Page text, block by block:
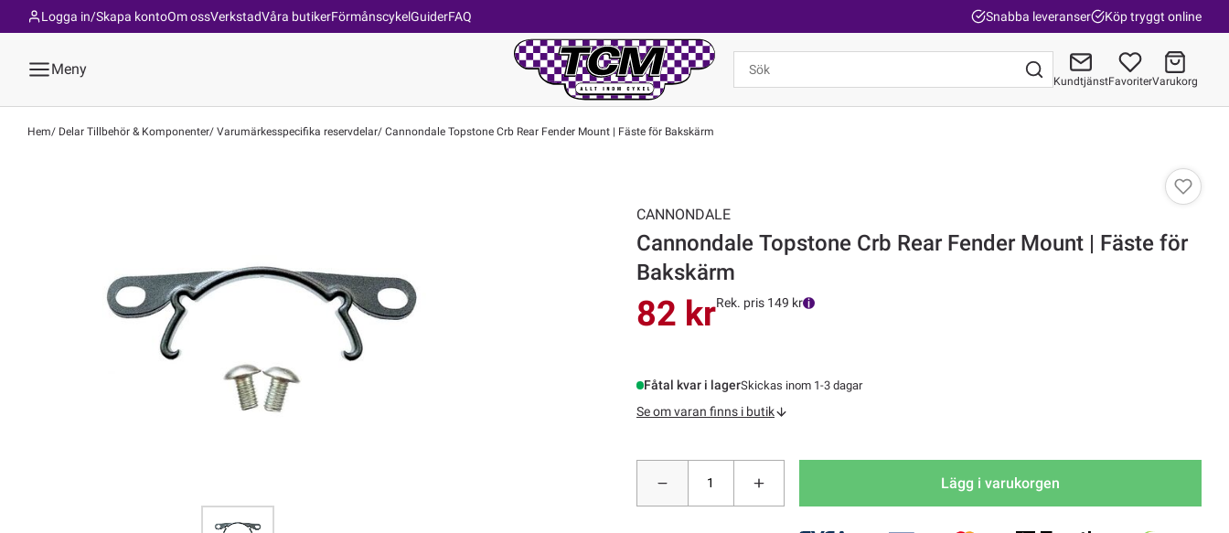
Om ossVerkstadVåra butikerFörmånscykelGuiderFAQ
Logga in/Skapa konto Snabba leveranser Köp tryggt online
Meny
KundtjänstFavoriterVarukorg
Hem Delar Tillbehör & Komponenter Varumärkesspecifika reservdelar Cannondale Topstone Crb Rear Fender Mount | Fäste för Bakskärm
CANNONDALE
Cannondale Topstone Crb Rear Fender Mount | Fäste för
Bakskärm
82 krRek. pris 149 kr
Fåtal kvar i lagerSkickas inom 1-3 dagar
Se om varan finns i butik
Lägg i varukorgen